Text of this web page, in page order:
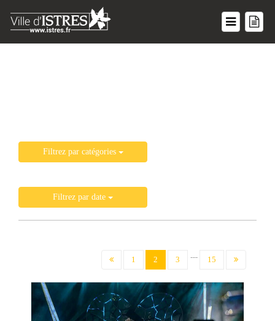
Filtrez par catégories
Filtrez par date
1 2 (current)
3 .... 15